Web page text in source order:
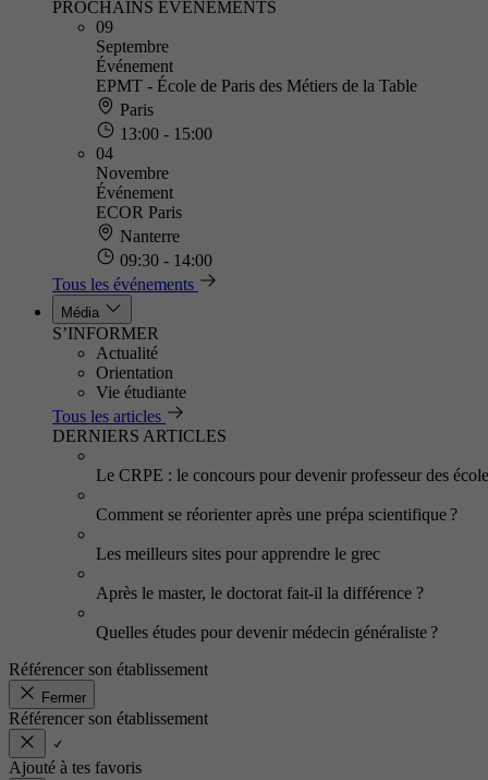
PROCHAINS ÉVÈNEMENTS
09
Septembre
Événement
EPMT - École de Paris des Métiers de la Table
Paris
13:00 - 15:00
04
Novembre
Événement
ECOR Paris
Nanterre
09:30 - 14:00
Tous les événements
Média
S’INFORMER
Actualité
Orientation
Vie étudiante
Tous les articles
DERNIERS ARTICLES
Le CRPE : le concours pour devenir professeur des
Comment se réorienter après une prépa scientifique ?
Les meilleurs sites pour apprendre le grec
Après le master, le doctorat fait-il la différence ?
Quelles études pour devenir médecin généraliste ?
Référencer son établissement
Fermer
Référencer son établissement
Ajouté à tes favoris